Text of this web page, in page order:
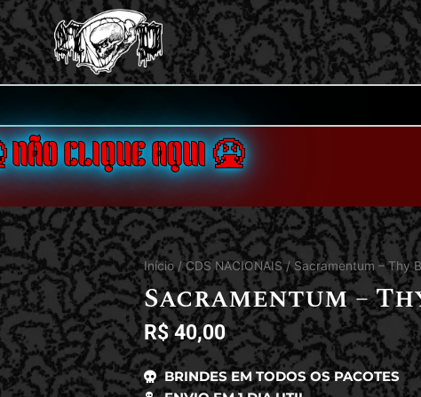
CLIQUE AQUI 🤮
Início/CDS NACIONAIS/ Sacramentum – Thy
Sacramentum –
R$40,00
BRINDES EM TODOS OS PACOTES